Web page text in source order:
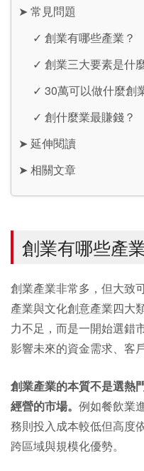
➤ 常見問題
✓ 創業有哪些產業？
✓ 創業三大要素是什
✓ 30萬可以做什麼創
✓ 創什麼業最賺錢？
➤ 延伸閱讀
➤ 相關文章
創業有哪些產
創業產業非常多，但大致
產業與文化創意產業四大
力不足，而是一開始選錯
影響未來的資金需求、客
創業產業的本質不是選熱
經營的市場。 例如餐飲業
務則投入成本較低但高度
跨區域與規模化優勢。